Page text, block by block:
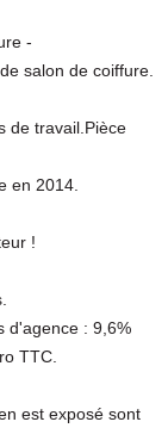
-
salon de coiffure.
de travail.Pièce
en 2014.
!
d'agence : 9,6%
TTC.
est exposé sont